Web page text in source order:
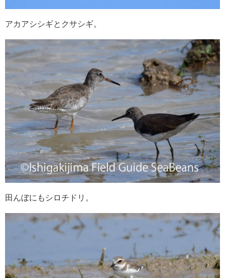
アカアシシギとクサシギ。
田んぼにもシロチドリ。